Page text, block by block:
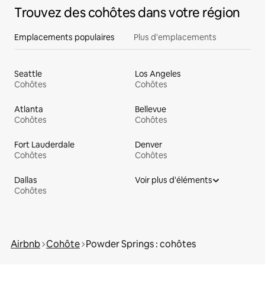
Trouvez des cohôtes dans votre région
Emplacements populaires Plus d'emplacements
Seattle
Cohôtes
Los Angeles
Cohôtes
Atlanta
Cohôtes
Bellevue
Cohôtes
Fort Lauderdale
Cohôtes
Denver
Cohôtes
Dallas
Cohôtes
Voir plus d'éléments
Airbnb Cohôte Powder Springs : cohôtes